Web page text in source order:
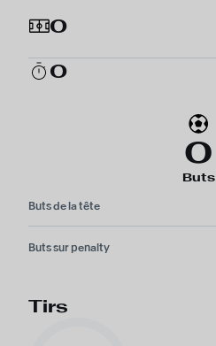
0
0
0
Buts
Buts de la tête
Buts sur penalty
Tirs